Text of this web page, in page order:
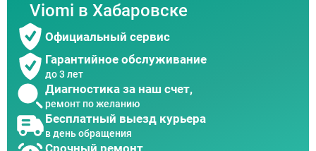
Viomi в Хабаровске
Официальный сервис
Гарантийное обслуживание
до 3 лет
Диагностика за наш счет,
ремонт по желанию
Бесплатный выезд курьера
в день обращения
Срочный ремонт